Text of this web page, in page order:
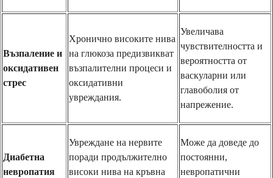
Възпаление и
оксидативен
стрес
Хронично високите нива
на глюкоза предизвикват
възпалителни процеси и
оксидативни
увреждания.
Увеличава
чувствителността и
вероятността от
васкуларни или
главоболия от
напрежение.
Диабетна
невропатия
Увреждане на нервите
поради продължително
високи нива на кръвна
Може да доведе до
постоянни,
невропатични